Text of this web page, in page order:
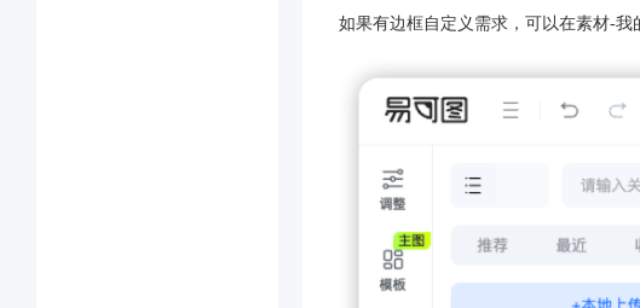
如果有边框自定义需求，可以在素材-我